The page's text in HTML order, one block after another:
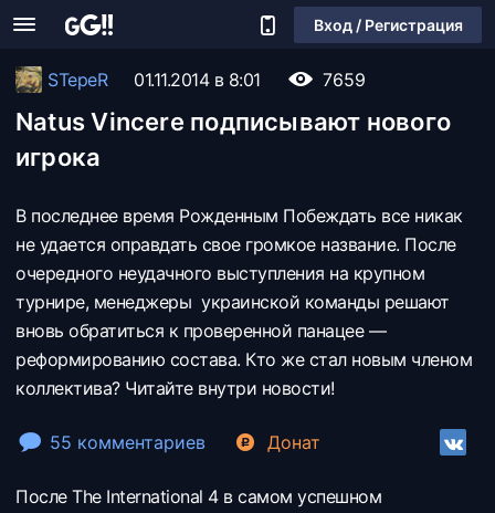
Вход / Регистрация
STepeR 01.11.2014 в 8:01 7659
Natus Vincere подписывают нового
игрока
В последнее время Рожденным Побеждать все никак
не удается оправдать свое громкое название. После
очередного неудачного выступления на крупном
турнире, менеджеры украинской команды решают
вновь обратиться к проверенной панацее —
реформированию состава. Кто же стал новым членом
коллектива? Читайте внутри новости!
55 комментариев Донат
После The International 4 в самом успешном